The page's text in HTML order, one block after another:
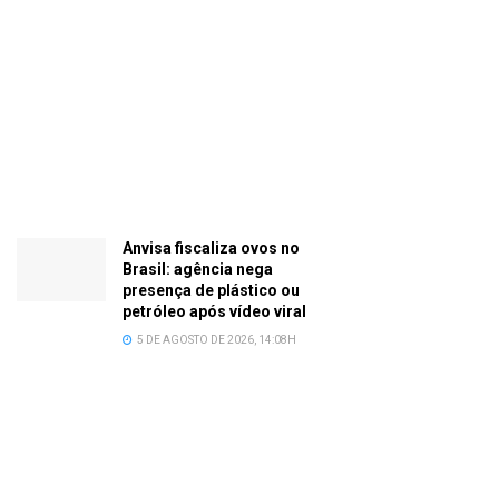
Anvisa fiscaliza ovos no
Brasil: agência nega
presença de plástico ou
petróleo após vídeo viral
5 DE AGOSTO DE 2026, 14:08H